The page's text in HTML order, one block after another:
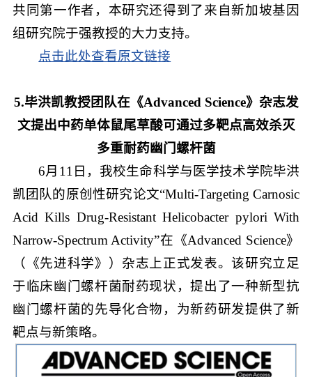
共同第一作者，本研究还得到了来自新加坡基因
组研究院于强教授的大力支持。
点击此处查看原文链接
5.毕洪凯教授团队在《Advanced Science》杂志发
文提出中药单体鼠尾草酸可通过多靶点高效杀灭
多重耐药幽门螺杆菌
6月11日，我校生命科学与医学技术学院毕洪
凯团队的原创性研究论文“Multi-Targeting Carnosic
Acid Kills Drug-Resistant Helicobacter pylori With
Narrow-Spectrum Activity”在《Advanced Science》
（《先进科学》）杂志上正式发表。该研究立足
于临床幽门螺杆菌耐药现状，提出了一种新型抗
幽门螺杆菌的先导化合物，为新药研发提供了新
靶点与新策略。